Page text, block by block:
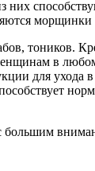
них
морщинки
тоников.
в
для ухода